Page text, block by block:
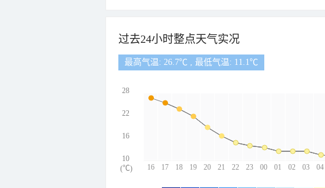
过去24小时整点天气实况
最高气温: 26.7℃ , 最低气温: 11.1℃
16 17 18 19 20 21 22 23 00 01 02 03 04
28
22
16
10
(℃)